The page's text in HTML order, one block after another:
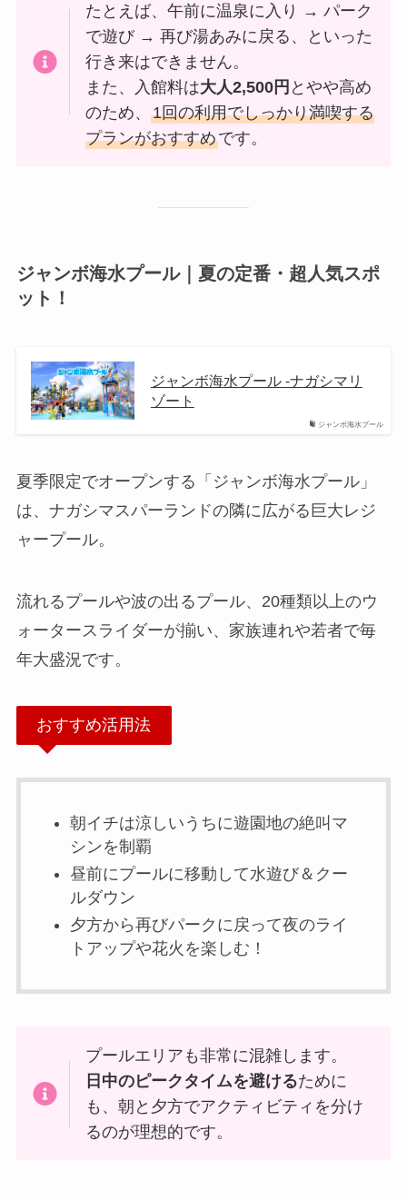
たとえば、午前に温泉に入り → パーク
で遊び → 再び湯あみに戻る、といった
行き来はできません。
また、入館料は大人2,500円 とやや高め
のため、1回の利用でしっかり満喫する
プランがおすすめです。
ジャンボ海水プール｜夏の定番・超人気スポ
ット！
ジャンボ海水プール
ジャンボ海水プール -ナガシマリ
ゾート
夏季限定でオープンする「ジャンボ海水プール」
は、ナガシマスパーランドの隣に広がる巨大レジ
ャープール。
流れるプールや波の出るプール、20種類以上のウ
ォータースライダーが揃い、家族連れや若者で毎
年大盛況です。
おすすめ活用法
朝イチは涼しいうちに遊園地の絶叫マ
シンを制覇
昼前にプールに移動して水遊び＆クー
ルダウン
夕方から再びパークに戻って夜のライ
トアップや花火を楽しむ！
プールエリアも非常に混雑します。
日中のピークタイムを避けるために
も、朝と夕方でアクティビティを分け
るのが理想的です。